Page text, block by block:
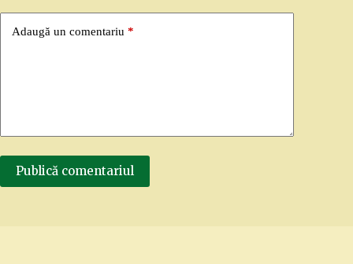
Adaugă un comentariu *
Publică comentariul